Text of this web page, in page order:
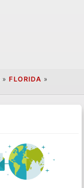
» FLORIDA »